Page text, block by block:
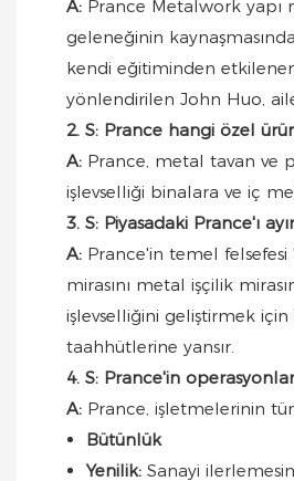
A: Prance Metalwork yapı
geleneğinin
kendi eğitiminden
yönlendirilen John Huo,
2. S: Prance hangi özel
A: Prance, metal tavan ve
işlevselliği binalara ve iç
3. S: Piyasadaki Prance'ı
A: Prance'in temel
mirasını metal işçilik
işlevselliğini geliştirmek
taahhütlerine yansır.
4. S: Prance'in
A: Prance, işletmelerinin
Bütünlük
Yenilik: Sanayi